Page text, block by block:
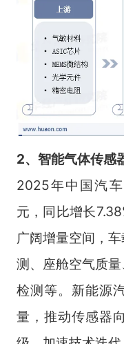
2、智能气体传感
2025年中国汽
元，同比增长
广阔增量空间，
测、座舱空气质
检测等。新能源
量，推动传感器